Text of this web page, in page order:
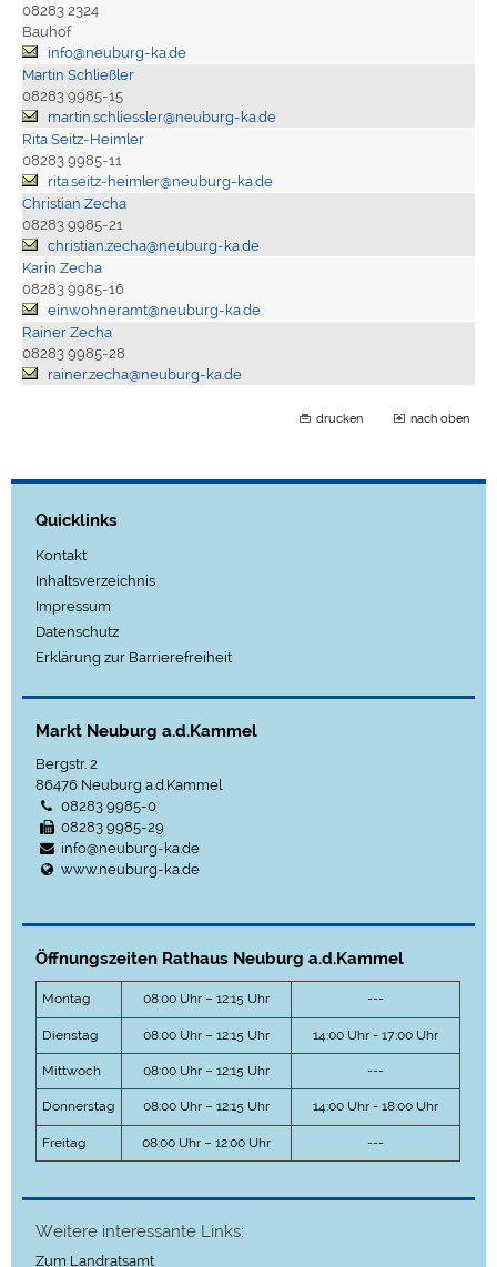
08283 2324
Bauhof
info@neuburg-ka.de
Martin Schließler
08283 9985-15
martin.schliessler@neuburg-ka.de
Rita Seitz-Heimler
08283 9985-11
rita.seitz-heimler@neuburg-ka.de
Christian Zecha
08283 9985-21
christian.zecha@neuburg-ka.de
Karin Zecha
08283 9985-16
einwohneramt@neuburg-ka.de
Rainer Zecha
08283 9985-28
rainer.zecha@neuburg-ka.de
drucken nach oben
Quicklinks
Kontakt
Inhaltsverzeichnis
Impressum
Datenschutz
Erklärung zur Barrierefreiheit
Markt Neuburg a.d.Kammel
Bergstr. 2
86476 Neuburg a.d.Kammel
08283 9985-0
08283 9985-29
info@neuburg-ka.de
www.neuburg-ka.de
Öffnungszeiten Rathaus Neuburg a.d.Kammel
Montag 08:00 Uhr – 12:15 Uhr ---
Dienstag 08:00 Uhr – 12:15 Uhr 14:00 Uhr - 17:00 Uhr
Mittwoch 08:00 Uhr – 12:15 Uhr ---
Donnerstag 08:00 Uhr – 12:15 Uhr 14:00 Uhr - 18:00 Uhr
Freitag 08:00 Uhr – 12:00 Uhr ---
Weitere interessante Links:
Zum Landratsamt